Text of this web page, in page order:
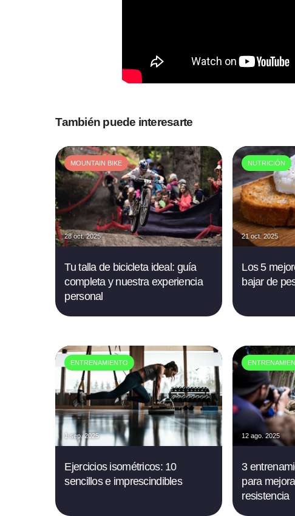
También puede interesarte
MOUNTAIN BIKE
28 oct. 2025
Tu talla de bicicleta ideal: guía
completa y nuestra experiencia
personal
NUTRICIÓN
21 oct. 2025
Los 5
bajar de
ENTRENAMIENTO
1 sep. 2025
Ejercicios isométricos: 10
sencillos e imprescindibles
12 ago. 2025
3
para
resistencia